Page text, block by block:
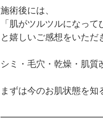
施術後には、
「肌がツルツルになって
と嬉しいご感想をいただ
シミ・毛穴・乾燥・肌質
まずは今のお肌状態を